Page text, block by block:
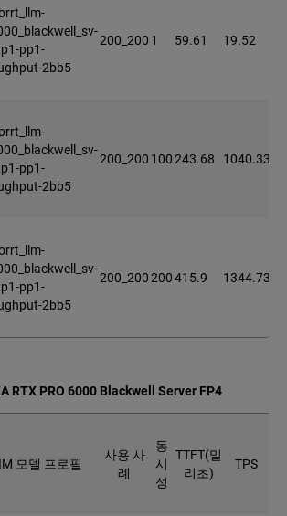
pp1-
2bb5
200_200 1 59.61 19.52
pp1-
2bb5
200_200 100243.68 1040.33
pp1-
2bb5
200_200200415.9 1344.73
RTX PRO 6000 Blackwell Server FP4
모델 프로필
사용 사
례
동
시
성
TTFT(밀
리초)
TPS